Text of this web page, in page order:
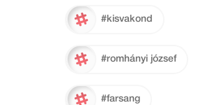
#kisvakond
#romhányi józsef
#farsang